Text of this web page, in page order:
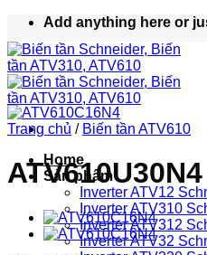
nội
dung
Add anything here or
Home
Sản phẩm
Inverter ATV12
Inverter ATV310
Inverter ATV312
Inverter ATV32
Trang chủ / Biến tần ATV610
ATV610U30N4